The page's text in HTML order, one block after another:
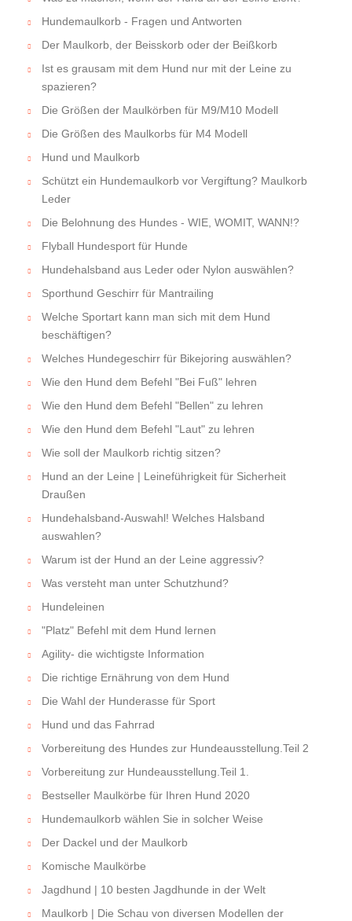
Hundemaulkorb - Fragen und Antworten
Der Maulkorb, der Beisskorb oder der Beißkorb
Ist es grausam mit dem Hund nur mit der Leine zu
spazieren?
Die Größen der Maulkörben für M9/M10 Modell
Die Größen des Maulkorbs für M4 Modell
Hund und Maulkorb
Schützt ein Hundemaulkorb vor Vergiftung? Maulkorb
Leder
Die Belohnung des Hundes - WIE, WOMIT, WANN!?
Flyball Hundesport für Hunde
Hundehalsband aus Leder oder Nylon auswählen?
Sporthund Geschirr für Mantrailing
Welche Sportart kann man sich mit dem Hund
beschäftigen?
Welches Hundegeschirr für Bikejoring auswählen?
Wie den Hund dem Befehl "Bei Fuß" lehren
Wie den Hund dem Befehl "Bellen" zu lehren
Wie den Hund dem Befehl "Laut" zu lehren
Wie soll der Maulkorb richtig sitzen?
Hund an der Leine | Leineführigkeit für Sicherheit
Draußen
Hundehalsband-Auswahl! Welches Halsband
auswahlen?
Warum ist der Hund an der Leine aggressiv?
Was versteht man unter Schutzhund?
Hundeleinen
"Platz" Befehl mit dem Hund lernen
Agility- die wichtigste Information
Die richtige Ernährung von dem Hund
Die Wahl der Hunderasse für Sport
Hund und das Fahrrad
Vorbereitung des Hundes zur Hundeausstellung.Teil 2
Vorbereitung zur Hundeausstellung.Teil 1.
Bestseller Maulkörbe für Ihren Hund 2020
Hundemaulkorb wählen Sie in solcher Weise
Der Dackel und der Maulkorb
Komische Maulkörbe
Jagdhund | 10 besten Jagdhunde in der Welt
Maulkorb | Die Schau von diversen Modellen der